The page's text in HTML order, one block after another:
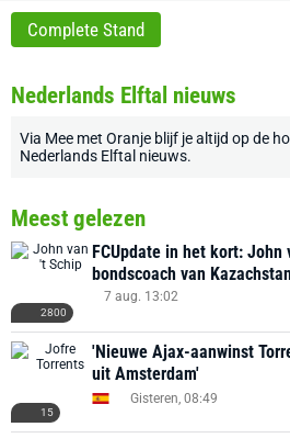
Complete Stand
Nederlands Elftal nieuws
Via Mee met Oranje blijf je altijd op de
Nederlands Elftal nieuws.
Meest gelezen
2800
FCUpdate in het kort: John
bondscoach van Kazachstan
7 aug. 13:02
15
'Nieuwe Ajax-aanwinst
uit Amsterdam'
Gisteren, 08:49